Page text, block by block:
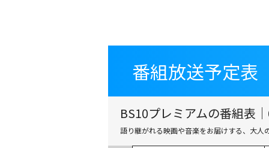
番組放送予定表
番組放送予定表
BS10プレミアムの番組表
語り継がれる映画や音楽をお届けする、大人